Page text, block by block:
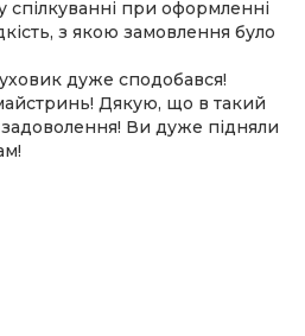
спілкуванні при оформленні
з якою замовлення було
дуже сподобався!
Дякую, що в такий
Ви дуже підняли